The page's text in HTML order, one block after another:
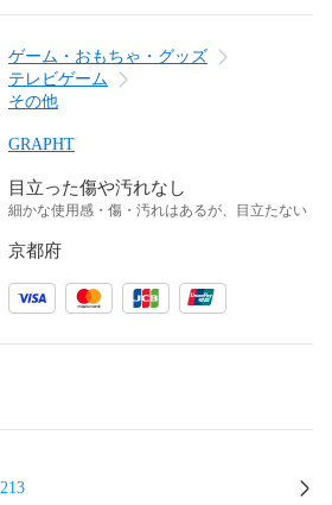
ゲーム・おもちゃ・グッズ
テレビゲーム
その他
GRAPHT
目立った傷や汚れなし
細かな使用感・傷・汚れはあるが、目立たない
京都府
213